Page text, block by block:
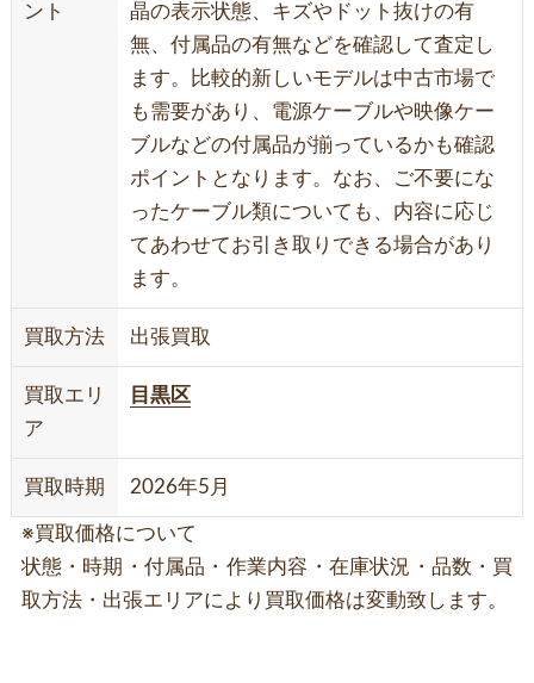
ント
晶の表示状態、キズやドット抜けの有
無、付属品の有無などを確認して査定し
ます。比較的新しいモデルは中古市場で
も需要があり、電源ケーブルや映像ケー
ブルなどの付属品が揃っているかも確認
ポイントとなります。なお、ご不要にな
ったケーブル類についても、内容に応じ
てあわせてお引き取りできる場合があり
ます。
買取方法 出張買取
買取エリ
ア
目黒区
買取時期 2026年5月
※買取価格について
状態・時期・付属品・作業内容・在庫状況・品数・買
取方法・出張エリアにより買取価格は変動致します。